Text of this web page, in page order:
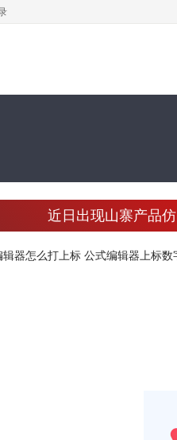
近日出现山寨产品
辑器怎么打上标 公式编辑器上标数